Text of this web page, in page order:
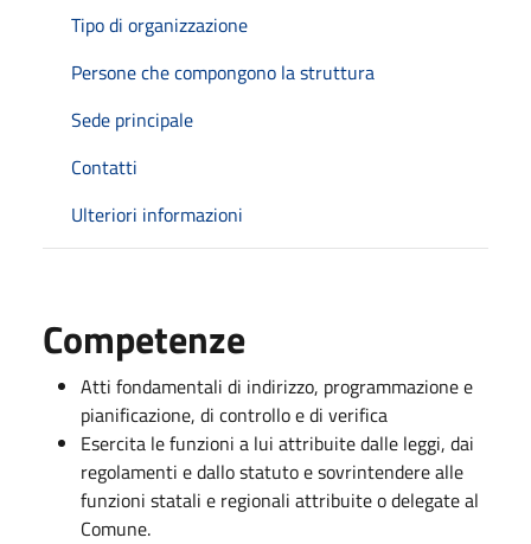
Tipo di organizzazione
Persone che compongono la struttura
Sede principale
Contatti
Ulteriori informazioni
Competenze
Atti fondamentali di indirizzo, programmazione e
pianificazione, di controllo e di verifica
Esercita le funzioni a lui attribuite dalle leggi, dai
regolamenti e dallo statuto e sovrintendere alle
funzioni statali e regionali attribuite o delegate al
Comune.